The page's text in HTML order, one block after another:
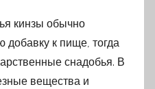
кинзы обычно
добавку к пище, тогда
снадобья. В
вещества и